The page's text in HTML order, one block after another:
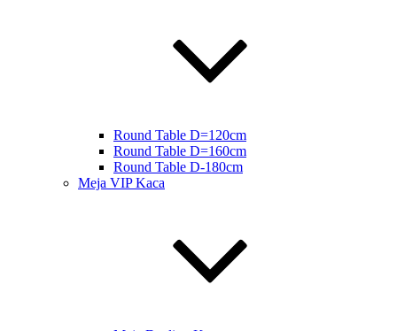
Round Table D=120cm
Round Table D=160cm
Round Table D-180cm
Meja VIP Kaca